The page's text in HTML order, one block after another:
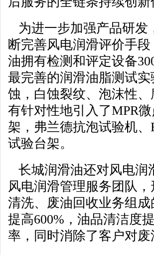
为进一步加强产品研发
断完善风电润滑评价手
油拥有检测和评定设备
最完善的润滑油脂测试
蚀，白蚀裂纹、泡沫性
有针对性地引入了MPR
架，弗兰德抗泡试验机
试验台架。
长城润滑油还对风电润
风电润滑管理服务团队
清洗、废油回收业务组
提高600%，油品清洁度
率，同时消除了客户对